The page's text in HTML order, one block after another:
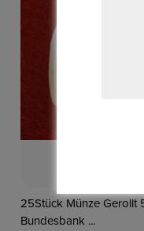
25Stück Münze Gerollt
Bundesbank ...